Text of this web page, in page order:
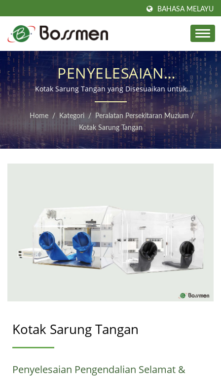
BAHASA MELAYU
PENYELESAIAN
PENGENDALIAN SELAMAT
& TANPA SENTUHAN
UNTUK ARTEFAK DAN
KOLEKSI MUZIUM
Kotak Sarung Tangan yang Disesuaikan untuk
Pemuliharaan Muzium & Pemulihan Artefak
Home / Kategori / Peralatan Persekitaran Muzium /
Kotak Sarung Tangan
Kotak Sarung Tangan
Penyelesaian Pengendalian Selamat &